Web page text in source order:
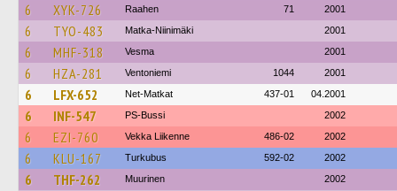
6 XYK-726 Raahen 71 2001
6 TYO-483 Matka-Niinimäki 2001
6 MHF-318 Vesma 2001
6 HZA-281 Ventoniemi 1044 2001
6 LFX-652 Net-Matkat 437-01 04.2001
6 INF-547 PS-Bussi 2002
6 EZI-760 Vekka Liikenne 486-02 2002
6 KLU-167 Turkubus 592-02 2002
6 THF-262 Muurinen 2002